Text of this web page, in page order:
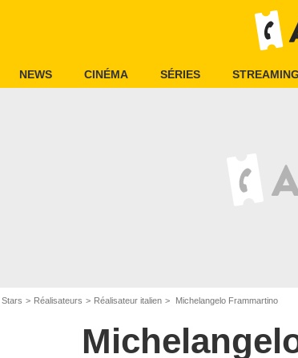
NEWS CINÉMA SÉRIES STREAMING
Stars Réalisateurs Réalisateur italien Michelangelo Frammartino